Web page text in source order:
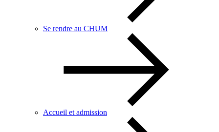
Se rendre au CHUM
Accueil et admission